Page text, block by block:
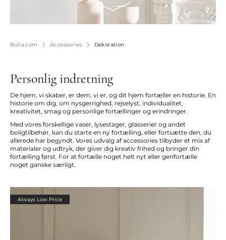
Bolia.com Accessories Dekoration
Personlig indretning
De hjem, vi skaber, er dem, vi er, og dit hjem fortæller en historie. En
historie om dig, om nysgerrighed, rejselyst, individualitet,
kreativitet, smag og personlige fortællinger og erindringer.
Med vores forskellige vaser, lysestager, glasserier og andet
boligtilbehør, kan du starte en ny fortælling, eller fortsætte den, du
allerede har begyndt. Vores udvalg af accessories tilbyder et mix af
materialer og udtryk, der giver dig kreativ frihed og bringer din
fortælling først. For at fortælle noget helt nyt eller genfortælle
noget ganske særligt.
Always Low Price